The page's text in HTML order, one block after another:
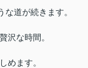
な道が続きます。
沢な時間。
めます。